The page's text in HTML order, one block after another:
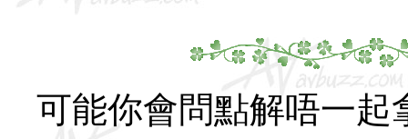
可能你會問點解唔一起